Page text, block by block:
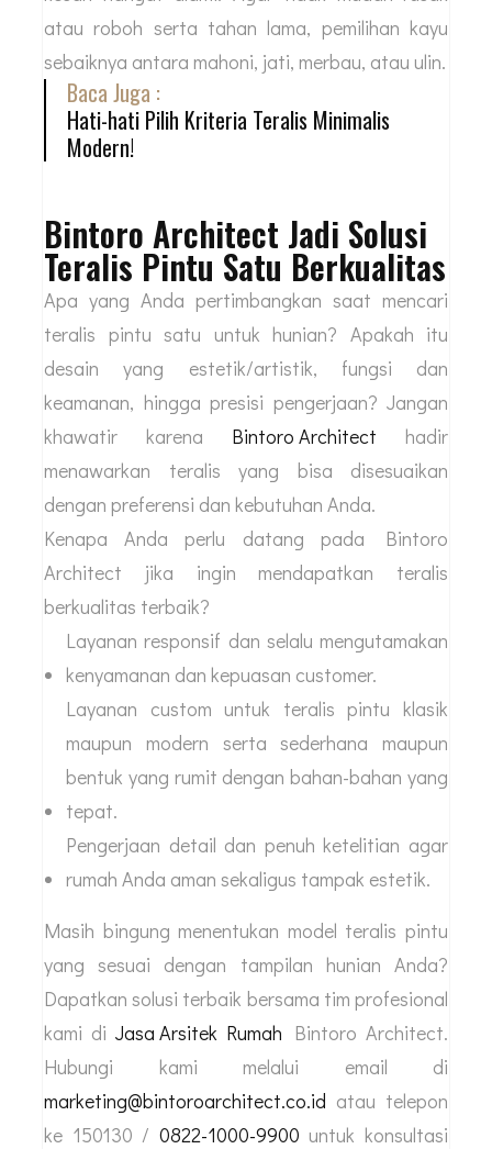
atau roboh serta tahan lama, pemilihan kayu
sebaiknya antara mahoni, jati, merbau, atau ulin.
Baca Juga :
Hati-hati Pilih Kriteria Teralis Minimalis
Modern!
Bintoro Architect Jadi Solusi
Teralis Pintu Satu Berkualitas
Apa yang Anda pertimbangkan saat mencari
teralis pintu satu untuk hunian? Apakah itu
desain yang estetik/artistik, fungsi dan
keamanan, hingga presisi pengerjaan? Jangan
khawatir karena Bintoro Architect hadir
menawarkan teralis yang bisa disesuaikan
dengan preferensi dan kebutuhan Anda.
Kenapa Anda perlu datang pada Bintoro
Architect jika ingin mendapatkan teralis
berkualitas terbaik?
Layanan responsif dan selalu mengutamakan
kenyamanan dan kepuasan customer.
Layanan custom untuk teralis pintu klasik
maupun modern serta sederhana maupun
bentuk yang rumit dengan bahan-bahan yang
tepat.
Pengerjaan detail dan penuh ketelitian agar
rumah Anda aman sekaligus tampak estetik.
Masih bingung menentukan model teralis pintu
yang sesuai dengan tampilan hunian Anda?
Dapatkan solusi terbaik bersama tim profesional
kami di Jasa Arsitek Rumah Bintoro Architect.
Hubungi kami melalui email di
marketing@bintoroarchitect.co.id atau telepon
ke 150130 / 0822-1000-9900 untuk konsultasi